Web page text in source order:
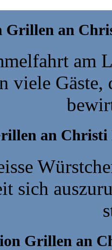
Grillen an
am
viele
an Christi
sich
Grillen an